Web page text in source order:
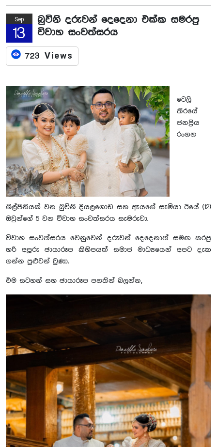
Sep
13
බුවිනි දරුවන් දෙදෙනා එක්ක සමරපු
විවාහ සංවත්සරය
723 Views
ටෙලි
තිරයේ
ජනප්‍රිය
රංගන
ශිල්පිනියක් වන බුවිනි දියලගොඩ සහ ඇයගේ සැමියා ඊයේ (12)
ඔවුන්ගේ 5 වන විවාහ සංවත්සරය සැමරුවා.
විවාහ සංවත්සරය වෙනුවෙන් දරුවන් දෙදෙනාත් සමඟ කරපු
හරි අපූරු ඡායාරූප කිහිපයක් සමාජ මාධ්‍යයෙන් අපට දැක
ගන්න පුළුවන් වුණා.
එම සටහන් සහ ඡායාරූප පහතින් බලන්න,